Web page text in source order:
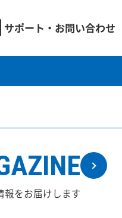
サポート・お問い合わせ
報をお届けします